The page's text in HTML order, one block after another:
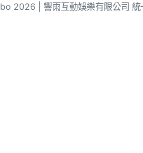
2026 | 響雨互動娛樂有限公司 統